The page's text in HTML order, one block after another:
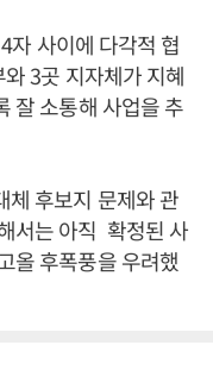
자 사이에 다각적 협
3곳 지자체가 지혜
잘 소통해 사업을 추
체 후보지 문제와 관
서는 아직 확정된 사
올 후폭풍을 우려했